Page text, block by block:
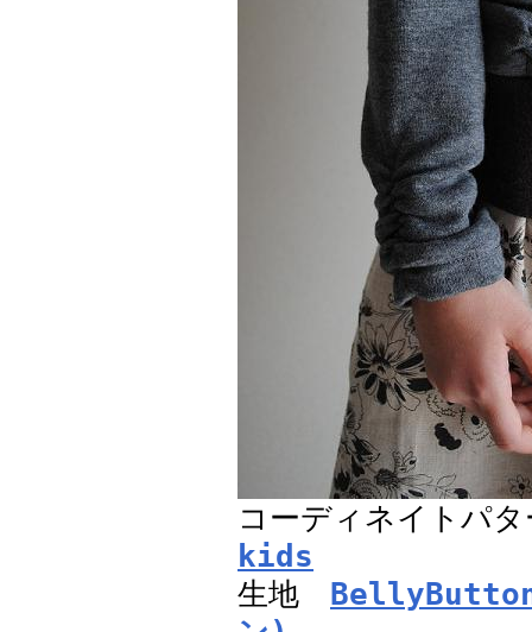
コーディネイトパ
kids
生地